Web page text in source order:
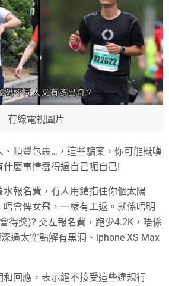
有線電視圖片
、順豐包裹…，這些騙案，你可能概嘆
麼事情蠢得過自己呃自己!
水報名費，冇人用鎗指住你個太陽
會俾女飛，一樣有工返。就係唔明
得獎)? 交左報名費，跑少4.2K，唔係
過太空點解有黑洞、iphone XS Max
回應，表示絕不接受這些違規行